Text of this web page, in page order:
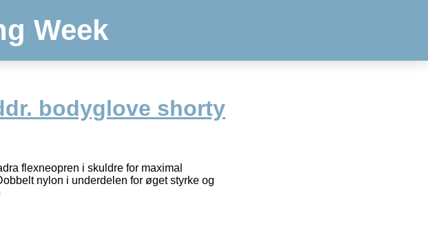
Week
bodyglove shorty
flexneopren i skuldre for maximal
nylon i underdelen for øget styrke og